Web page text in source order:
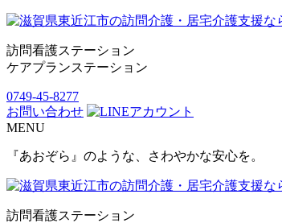
訪問看護ステーション
ケアプランステーション
0749-45-8277
お問い合わせ
MENU
『あおぞら』のような、さわやかな安心を。
訪問看護ステーション